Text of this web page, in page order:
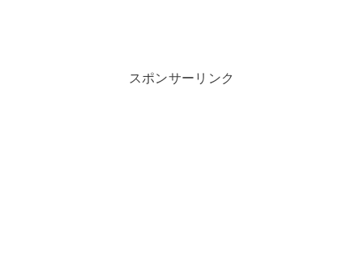
スポンサーリンク